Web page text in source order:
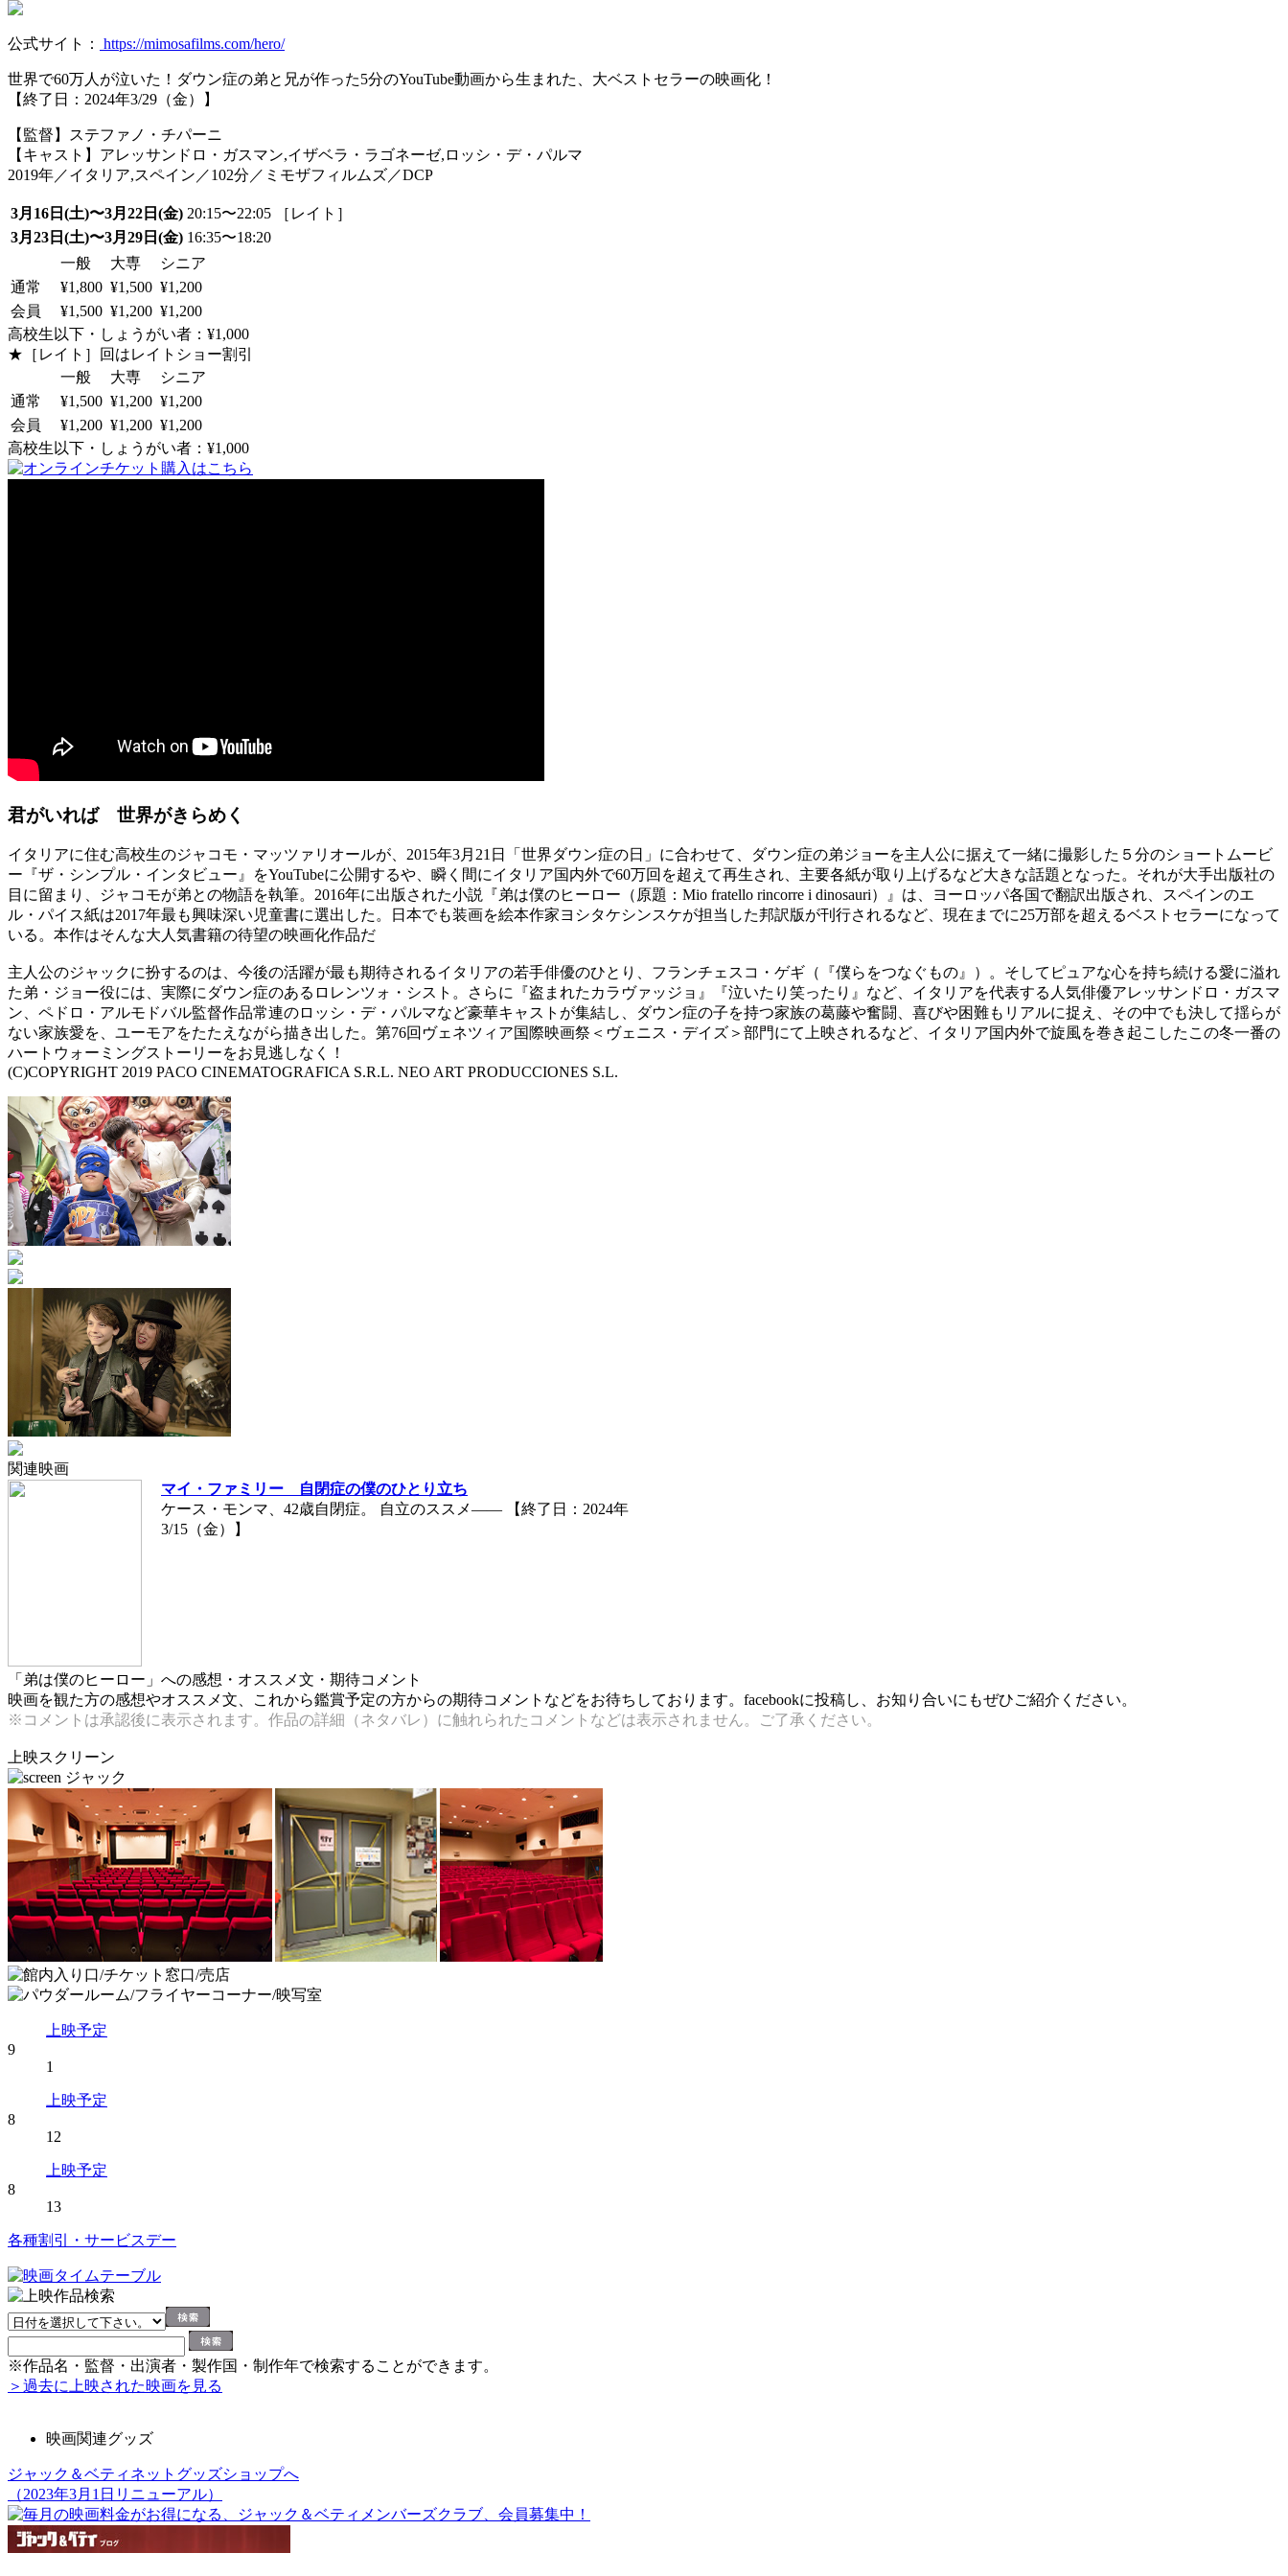
公式サイト： https://mimosafilms.com/hero/
世界で60万人が泣いた！ダウン症の弟と兄が作った5分のYouTube動画から生まれた、大ベストセラーの映画化！
【終了日：2024年3/29（金）】
【監督】ステファノ・チパーニ
【キャスト】アレッサンドロ・ガスマン,イザベラ・ラゴネーゼ,ロッシ・デ・パルマ
2019年／イタリア,スペイン／102分／ミモザフィルムズ／DCP
3月16日(土)〜3月22日(金) 20:15〜22:05 ［レイト］
3月23日(土)〜3月29日(金) 16:35〜18:20
一般
大専
シニア
通常
¥1,800 ¥1,500 ¥1,200
会員
¥1,500 ¥1,200 ¥1,200
高校生以下・しょうがい者：¥1,000
★［レイト］回はレイトショー割引
一般
大専
シニア
通常
¥1,500 ¥1,200 ¥1,200
会員
¥1,200 ¥1,200 ¥1,200
高校生以下・しょうがい者：¥1,000
君がいれば 世界がきらめく
イタリアに住む高校生のジャコモ・マッツァリオールが、2015年3月21日「世界ダウン症の日」に合わせて、ダウン症の弟ジョーを主人公に据えて一緒に撮影した５分のショートムービ
ー『ザ・シンプル・インタビュー』をYouTubeに公開するや、瞬く間にイタリア国内外で60万回を超えて再生され、主要各紙が取り上げるなど大きな話題となった。それが大手出版社の
目に留まり、ジャコモが弟との物語を執筆。2016年に出版された小説『弟は僕のヒーロー（原題：Mio fratello rincorre i dinosauri）』は、ヨーロッパ各国で翻訳出版され、スペインのエ
ル・パイス紙は2017年最も興味深い児童書に選出した。日本でも装画を絵本作家ヨシタケシンスケが担当した邦訳版が刊行されるなど、現在までに25万部を超えるベストセラーになって
いる。本作はそんな大人気書籍の待望の映画化作品だ
主人公のジャックに扮するのは、今後の活躍が最も期待されるイタリアの若手俳優のひとり、フランチェスコ・ゲギ（『僕らをつなぐもの』）。そしてピュアな心を持ち続ける愛に溢れ
た弟・ジョー役には、実際にダウン症のあるロレンツォ・シスト。さらに『盗まれたカラヴァッジョ』『泣いたり笑ったり』など、イタリアを代表する人気俳優アレッサンドロ・ガスマ
ン、ペドロ・アルモドバル監督作品常連のロッシ・デ・パルマなど豪華キャストが集結し、ダウン症の子を持つ家族の葛藤や奮闘、喜びや困難もリアルに捉え、その中でも決して揺らが
ない家族愛を、ユーモアをたたえながら描き出した。第76回ヴェネツィア国際映画祭＜ヴェニス・デイズ＞部門にて上映されるなど、イタリア国内外で旋風を巻き起こしたこの冬一番の
ハートウォーミングストーリーをお見逃しなく！
(C)COPYRIGHT 2019 PACO CINEMATOGRAFICA S.R.L. NEO ART PRODUCCIONES S.L.
関連映画
マイ・ファミリー 自閉症の僕のひとり立ち
ケース・モンマ、42歳自閉症。 自立のススメ―― 【終了日：2024年
3/15（金）】
「弟は僕のヒーロー」への感想・オススメ文・期待コメント
映画を観た方の感想やオススメ文、これから鑑賞予定の方からの期待コメントなどをお待ちしております。facebookに投稿し、お知り合いにもぜひご紹介ください。
※コメントは承認後に表示されます。作品の詳細（ネタバレ）に触れられたコメントなどは表示されません。ご了承ください。
上映スクリーン
上映予定
9
1
上映予定
8
12
上映予定
8
13
各種割引・サービスデー
※作品名・監督・出演者・製作国・制作年で検索することができます。
＞過去に上映された映画を見る
映画関連グッズ
ジャック＆ベティネットグッズショップへ
（2023年3月1日リニューアル）